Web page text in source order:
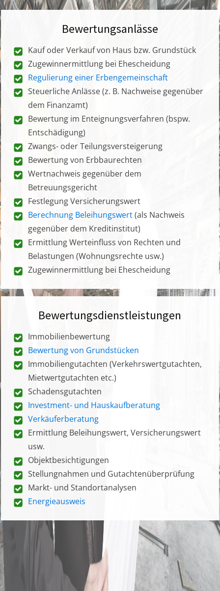
Bewertungsanlässe
Kauf oder Verkauf von Haus bzw. Grundstück
Zugewinnermittlung bei Ehescheidung
Regulierung einer Erbengemeinschaft
Steuerliche Anlässe (z. B. Nachweise gegenüber
dem Finanzamt)
Bewertung im Enteignungsverfahren (bspw.
Entschädigung)
Zwangs- oder Teilungsversteigerung
Bewertung von Erbbaurechten
Wertnachweis gegenüber dem
Betreuungsgericht
Festlegung Versicherungswert
Berechnung Beleihungswert(als Nachweis
gegenüber dem Kreditinstitut)
Ermittlung Werteinfluss von Rechten und
Belastungen (Wohnungsrechte usw.)
Zugewinnermittlung bei Ehescheidung
Bewertungsdienstleistungen
Immobilienbewertung
Bewertung von Grundstücken
Immobiliengutachten (Verkehrswertgutachten,
Mietwertgutachten etc.)
Schadensgutachten
Investment- und Hauskaufberatung
Verkäuferberatung
Ermittlung Beleihungswert, Versicherungswert
usw.
Objektbesichtigungen
Stellungnahmen und Gutachtenüberprüfung
Markt- und Standortanalysen
Energieausweis